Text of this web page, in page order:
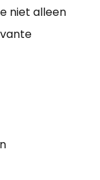
niet alleen